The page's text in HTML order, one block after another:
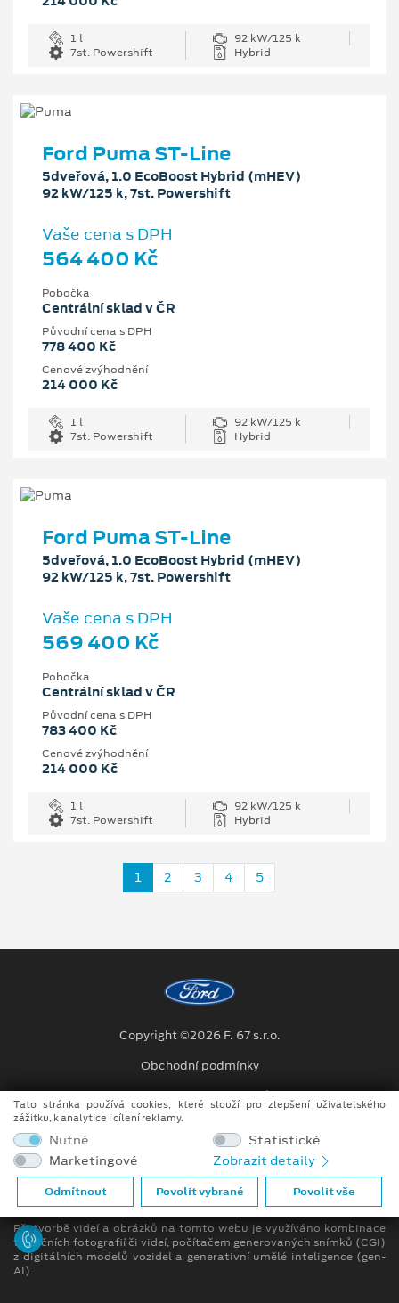
1 l
92 kW/125 k
7st. Powershift
Hybrid
Ford Puma ST-Line
5dveřová, 1.0 EcoBoost Hybrid (mHEV)
92 kW/125 k, 7st. Powershift
Vaše cena s DPH
564 400 Kč
Pobočka
Centrální sklad v ČR
Původní cena s DPH
778 400 Kč
Cenové zvýhodnění
214 000 Kč
1 l
92 kW/125 k
7st. Powershift
Hybrid
Ford Puma ST-Line
5dveřová, 1.0 EcoBoost Hybrid (mHEV)
92 kW/125 k, 7st. Powershift
Vaše cena s DPH
569 400 Kč
Pobočka
Centrální sklad v ČR
Původní cena s DPH
783 400 Kč
Cenové zvýhodnění
214 000 Kč
1 l
92 kW/125 k
7st. Powershift
Hybrid
1 2 3 4 5
Copyright ©2026 F. 67 s.r.o.
Obchodní podmínky
Ochrana osobních údajů
Prohlášení o zpracování údajů konečných zákazníků
[1]Dodací lhůta se může lišit v závislosti na konkrétní specifikaci.
Bližší informace u prodejce
Při tvorbě videí a obrázků na tomto webu je využíváno kombinace
tradičních fotografií či videí, počítačem generovaných snímků (CGI)
z digitálních modelů vozidel a generativní umělé inteligence (gen-
AI).
Tato stránka používá cookies, které slouží pro zlepšení uživatelského
zážitku, k analytice i cílení reklamy.
Nutné
Statistické
Marketingové
Zobrazit detaily
Odmítnout Povolit vybrané Povolit vše